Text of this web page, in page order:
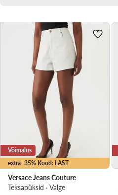
extra -35% Kood: LAST
Võimalus
Versace Jeans Couture
Teksapüksid · Valge